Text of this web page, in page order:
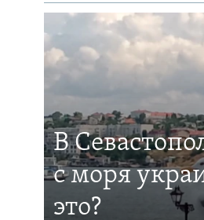
В
с моря
это?